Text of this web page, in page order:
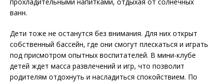
ванн.
Дети тоже не останутся без внимания. Для них открыт
собственный бассейн, где они смогут плескаться и играть
под присмотром опытных воспитателей. В мини-клубе
детей ждет масса развлечений и игр, что позволит
родителям отдохнуть и насладиться спокойствием. По